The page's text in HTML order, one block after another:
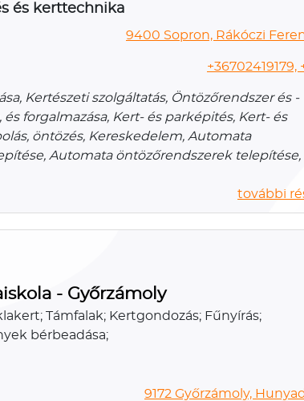
és kerttechnika
9400 Sopron, Rákóczi
+36702419179,
Kertészeti szolgáltatás, Öntözőrendszer és -
forgalmazása, Kert- és parképités, Kert- és
öntözés, Kereskedelem, Automata
Automata öntözőrendszerek telepítése,
további
- Győrzámoly
Támfalak; Kertgondozás; Fűnyírás;
bérbeadása;
9172 Győrzámoly,